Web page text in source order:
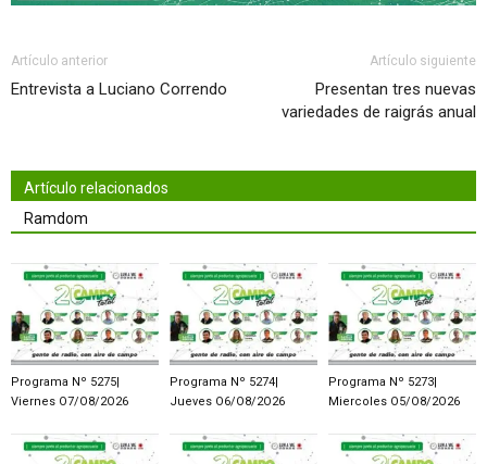
Artículo anterior
Entrevista a Luciano Correndo
Artículo siguiente
Presentan tres nuevas
variedades de raigrás anual
Artículo relacionados
Ramdom
Programa Nº 5275|
Viernes O7/O8/2O26
Programa Nº 5274|
Jueves O6/O8/2O26
Programa Nº 5273|
Miercoles O5/O8/2O26